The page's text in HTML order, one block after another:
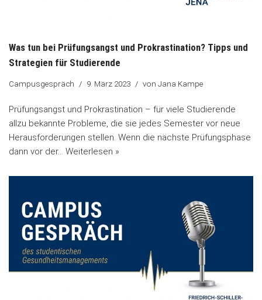
Was tun bei Prüfungsangst und Prokrastination? Tipps und
Strategien für Studierende
Campusgespräch 9. März 2023 von Jana Kampe
Prüfungsangst und Prokrastination – für viele Studierende
allzu bekannte Probleme, die sie jedes Semester vor neue
Herausforderungen stellen. Wenn die nächste Prüfungsphase
dann vor der… Weiterlesen »